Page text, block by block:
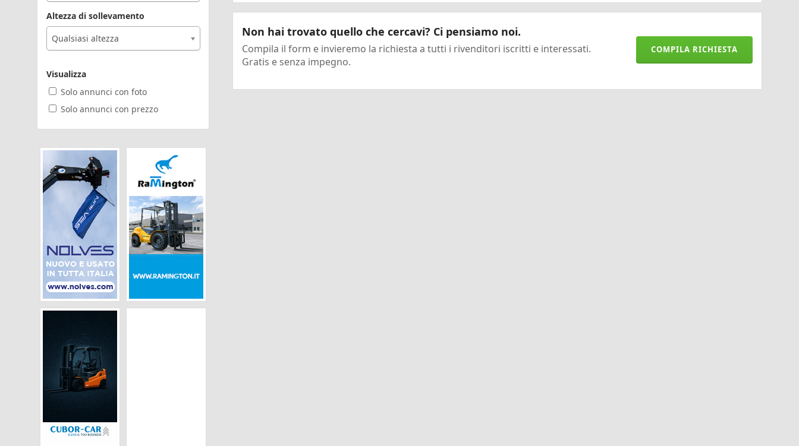
Non hai trovato quello che cercavi? Ci pensiamo noi.
Compila il form e invieremo la richiesta a tutti i rivenditori iscritti e interessati.
Gratis e senza impegno.
COMPILA RICHIESTA
Altezza di sollevamento
Qualsiasi altezza
Visualizza
Solo annunci con foto
Solo annunci con prezzo